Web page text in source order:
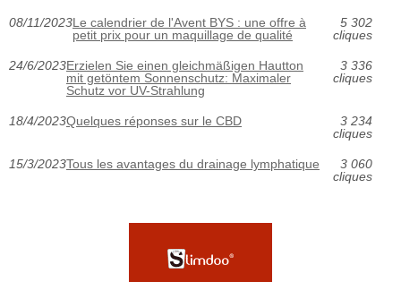
08/11/2023Le calendrier de l'Avent BYS : une offre à
petit prix pour un maquillage de qualité
5 302
cliques
24/6/2023Erzielen Sie einen gleichmäßigen Hautton
mit getöntem Sonnenschutz: Maximaler
Schutz vor UV-Strahlung
3 336
cliques
18/4/2023Quelques réponses sur le CBD
3 234
cliques
15/3/2023Tous les avantages du drainage lymphatique
3 060
cliques